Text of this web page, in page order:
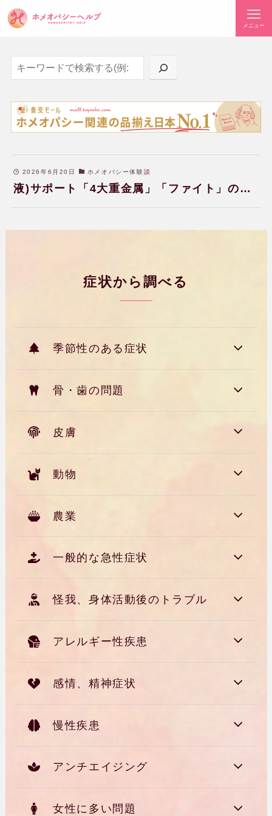
メニュー
検索
2026年6月20日 ホメオパシー体験談
液)サポート「4大重金属」「ファイト」の体
症状から調べる
季節性のある症状
骨・歯の問題
皮膚
動物
農業
一般的な急性症状
怪我、身体活動後のトラブル
アレルギー性疾患
感情、精神症状
慢性疾患
アンチエイジング
女性に多い問題